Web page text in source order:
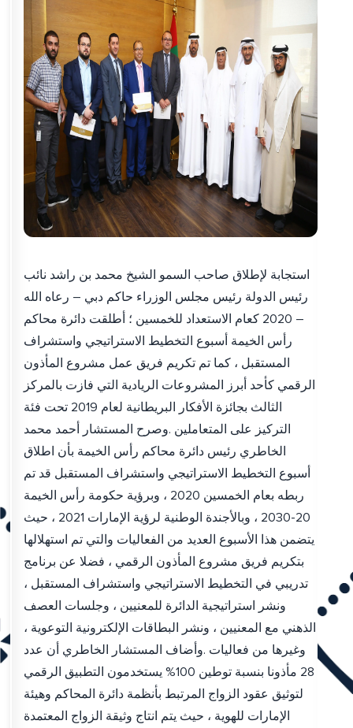
استجابة لإطلاق صاحب السمو الشيخ محمد بن راشد نائب
رئيس الدولة رئيس مجلس الوزراء حاكم دبي – رعاه الله
– 2020 كعام الاستعداد للخمسين ؛ أطلقت دائرة محاكم
رأس الخيمة أسبوع التخطيط الاستراتيجي واستشراف
المستقبل ، كما تم تكريم فريق عمل مشروع المأذون
الرقمي كأحد أبرز المشروعات الريادية التي فازت بالمركز
الثالث بجائزة الأفكار البريطانية لعام 2019 تحت فئة
التركيز على المتعاملين .وصرح المستشار أحمد محمد
الخاطري رئيس دائرة محاكم رأس الخيمة بأن اطلاق
أسبوع التخطيط الاستراتيجي واستشراف المستقبل قد تم
ربطه بعام الخمسين 2020 ، وبرؤية حكومة رأس الخيمة
20-2030 ، وبالأجندة الوطنية لرؤية الإمارات 2021 ، حيث
يتضمن هذا الأسبوع العديد من الفعاليات والتي تم استهلالها
بتكريم فريق مشروع المأذون الرقمي ، فضلا عن برنامج
تدريبي في التخطيط الاستراتيجي واستشراف المستقبل ،
ونشر استراتيجية الدائرة للمعنيين ، وجلسات العصف
الذهني مع المعنيين ، ونشر البطاقات الإلكترونية التوعوية ،
وغيرها من فعاليات .وأضاف المستشار الخاطري أن عدد
28 مأذونا بنسبة توطين 100% يستخدمون التطبيق الرقمي
لتوثيق عقود الزواج المرتبط بأنظمة دائرة المحاكم وهيئة
الإمارات للهوية ، حيث يتم انتاج وثيقة الزواج المعتمدة